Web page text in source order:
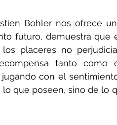
Bohler nos ofrece
futuro, demuestra que
placeres no
tanto como
con el
que poseen, sino de lo